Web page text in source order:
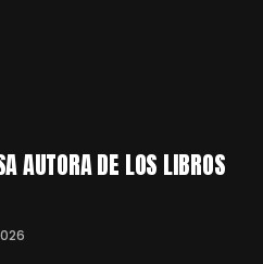
AUTORA DE LOS LIBROS